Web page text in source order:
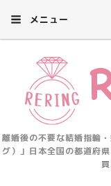
メニュー
離婚後の不要な結婚指輪
グ）」日本全国の都道府